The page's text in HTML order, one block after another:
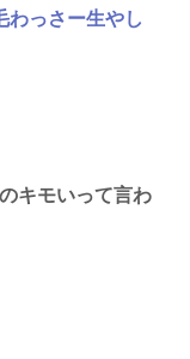
わっさー生やし
キモいって言わ